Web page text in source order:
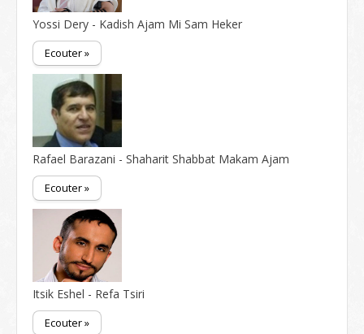
Yossi Dery - Kadish Ajam Mi Sam Heker
Ecouter »
Rafael Barazani - Shaharit Shabbat Makam Ajam
Ecouter »
Itsik Eshel - Refa Tsiri
Ecouter »